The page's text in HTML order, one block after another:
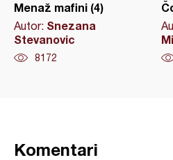
Menaž mafini (4)
Autor: Snezana
Stevanovic
8172
Komentari